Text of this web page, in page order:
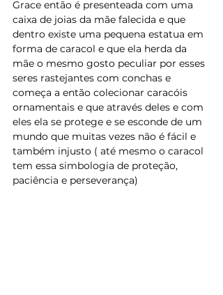
Grace então é presenteada com uma
caixa de joias da mãe falecida e que
dentro existe uma pequena estatua em
forma de caracol e que ela herda da
mãe o mesmo gosto peculiar por esses
seres rastejantes com conchas e
começa a então colecionar caracóis
ornamentais e que através deles e com
eles ela se protege e se esconde de um
mundo que muitas vezes não é fácil e
também injusto ( até mesmo o caracol
tem essa simbologia de proteção,
paciência e perseverança)